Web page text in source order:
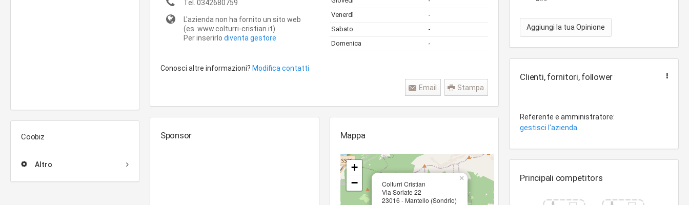
Coobiz
Altro
Tel. 0342680759
L'azienda non ha fornito un sito web
(es. www.colturri-cristian.it)
Per inserirlo diventa gestore
Venerdì -
Sabato -
Domenica -
Conosci altre informazioni? Modifica contatti
Stampa
Email
Sponsor Mappa
Colturri Cristian
Via Soriate 22
23016 - Mantello (Sondrio)
×
+
−
Aggiungi la tua Opinione
Clienti, fornitori, follower
Referente e amministratore:
gestisci l'azienda
Principali competitors